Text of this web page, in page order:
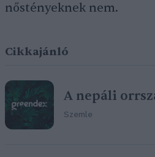
nőstényeknek nem.
Cikkajánló
A nepáli
Szemle